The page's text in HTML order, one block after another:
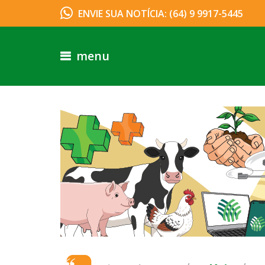
ENVIE SUA NOTÍCIA: (64) 9 9917-5445
menu